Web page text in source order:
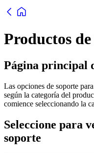
Productos
Página principal
Las opciones de soporte
según la categoría del
comience seleccionando la
Seleccione para
soporte